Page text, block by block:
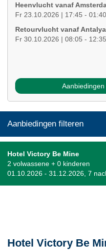
Heenvlucht vanaf
Fr 23.10.2026 | 17:45 -
Retourvlucht vanaf
Fr 30.10.2026 | 08:05 -
Aanbiedingen filteren
Hotel Victory Be Mine
2 volwassene + 0 kinderen
01.10.2026 - 31.12.2026, 7
Hotel Victory Be